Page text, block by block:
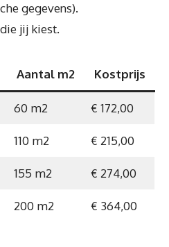
gegevens).
jij kiest.
Aantal m2 Kostprijs
60 m2 € 172,00
110 m2 € 215,00
155 m2 € 274,00
200 m2 € 364,00